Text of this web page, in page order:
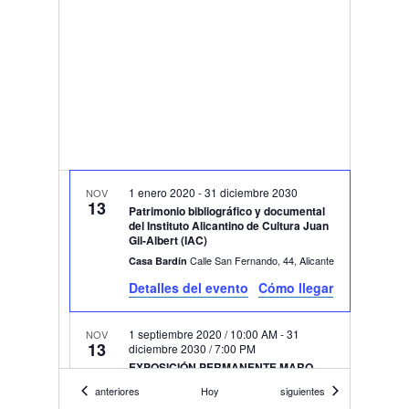
NOV
13
Patrimonio bibliográfico y documental
del Instituto Alicantino de Cultura Juan
Gil-Albert (IAC)
1 enero 2020 -31 diciembre 2030
Casa Bardín Calle San Fernando, 44, Alicante
Detalles del evento Cómo llegar
NOV
13
EXPOSICIÓN PERMANENTE MARQ
1 septiembre 2020 / 10:00 AM-31
diciembre 2030 / 7:00 PM
Marq Plza. Dr. Gómez Ulla, s/n, Alicante
Eventos
anteriores Hoy Eventos
siguientes